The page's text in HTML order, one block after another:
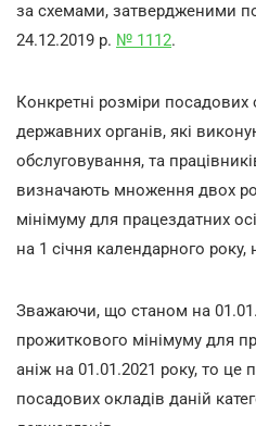
за схемами, затвердженими
24.12.2019 р. № 1112.
Конкретні розміри посадових
державних органів, які
обслуговування, та
визначають множення двох
мінімуму для працездатних
на 1 січня календарного року,
Зважаючи, що станом на
прожиткового мінімуму для
аніж на 01.01.2021 року, то
посадових окладів даній